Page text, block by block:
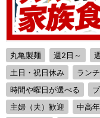
丸亀製麺 週2日～
土日・祝日休み
ランチ
時間や曜日が選べる
主婦（夫）歓迎
中高